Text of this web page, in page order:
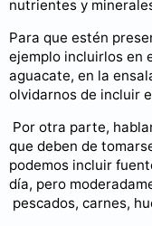
nutrientes y
Para que estén
ejemplo incluirlos en
aguacate, en la
olvidarnos de incluir
Por otra parte,
que deben de
podemos incluir
día, pero
pescados, carnes,